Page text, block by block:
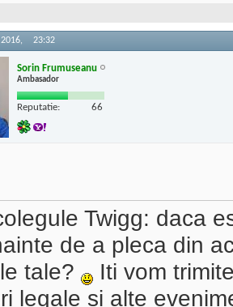
23:32
Sorin Frumuseanu
Ambasador
Reputatie: 66
Twigg: daca
de a pleca din
tale?
Iti vom
legale si alte